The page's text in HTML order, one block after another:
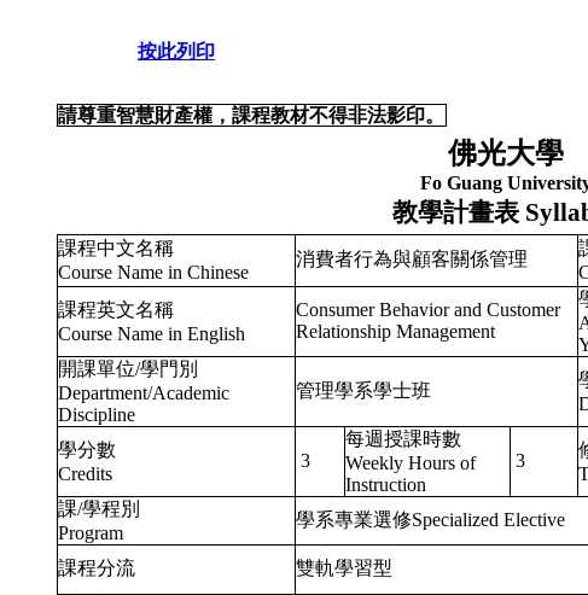
按此列印
請尊重智慧財產權，課程教材不得非法影印。
佛光大學
Fo Guang
教學計畫表
課程中文名稱
Course Name in Chinese
消費者行為與顧客關係管理
課程英文名稱
Course Name in English
Consumer Behavior and Customer
Relationship Management
開課單位/學門別
Department/Academic
Discipline
管理學系學士班
學分數
Credits
3
每週授課時數
Weekly Hours of
Instruction
3
課/學程別
Program
學系專業選修Specialized Elective
課程分流
雙軌學習型